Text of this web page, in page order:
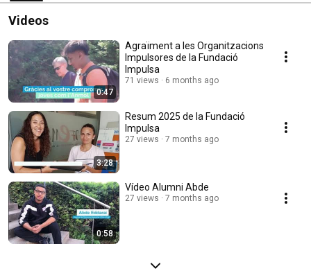
Videos
0:47
Agraïment a les Organitzacions
Impulsores de la Fundació
Impulsa
71 views 6 months ago
3:28
Resum 2025 de la Fundació
Impulsa
27 views 7 months ago
0:58
Vídeo Alumni Abde
27 views 7 months ago